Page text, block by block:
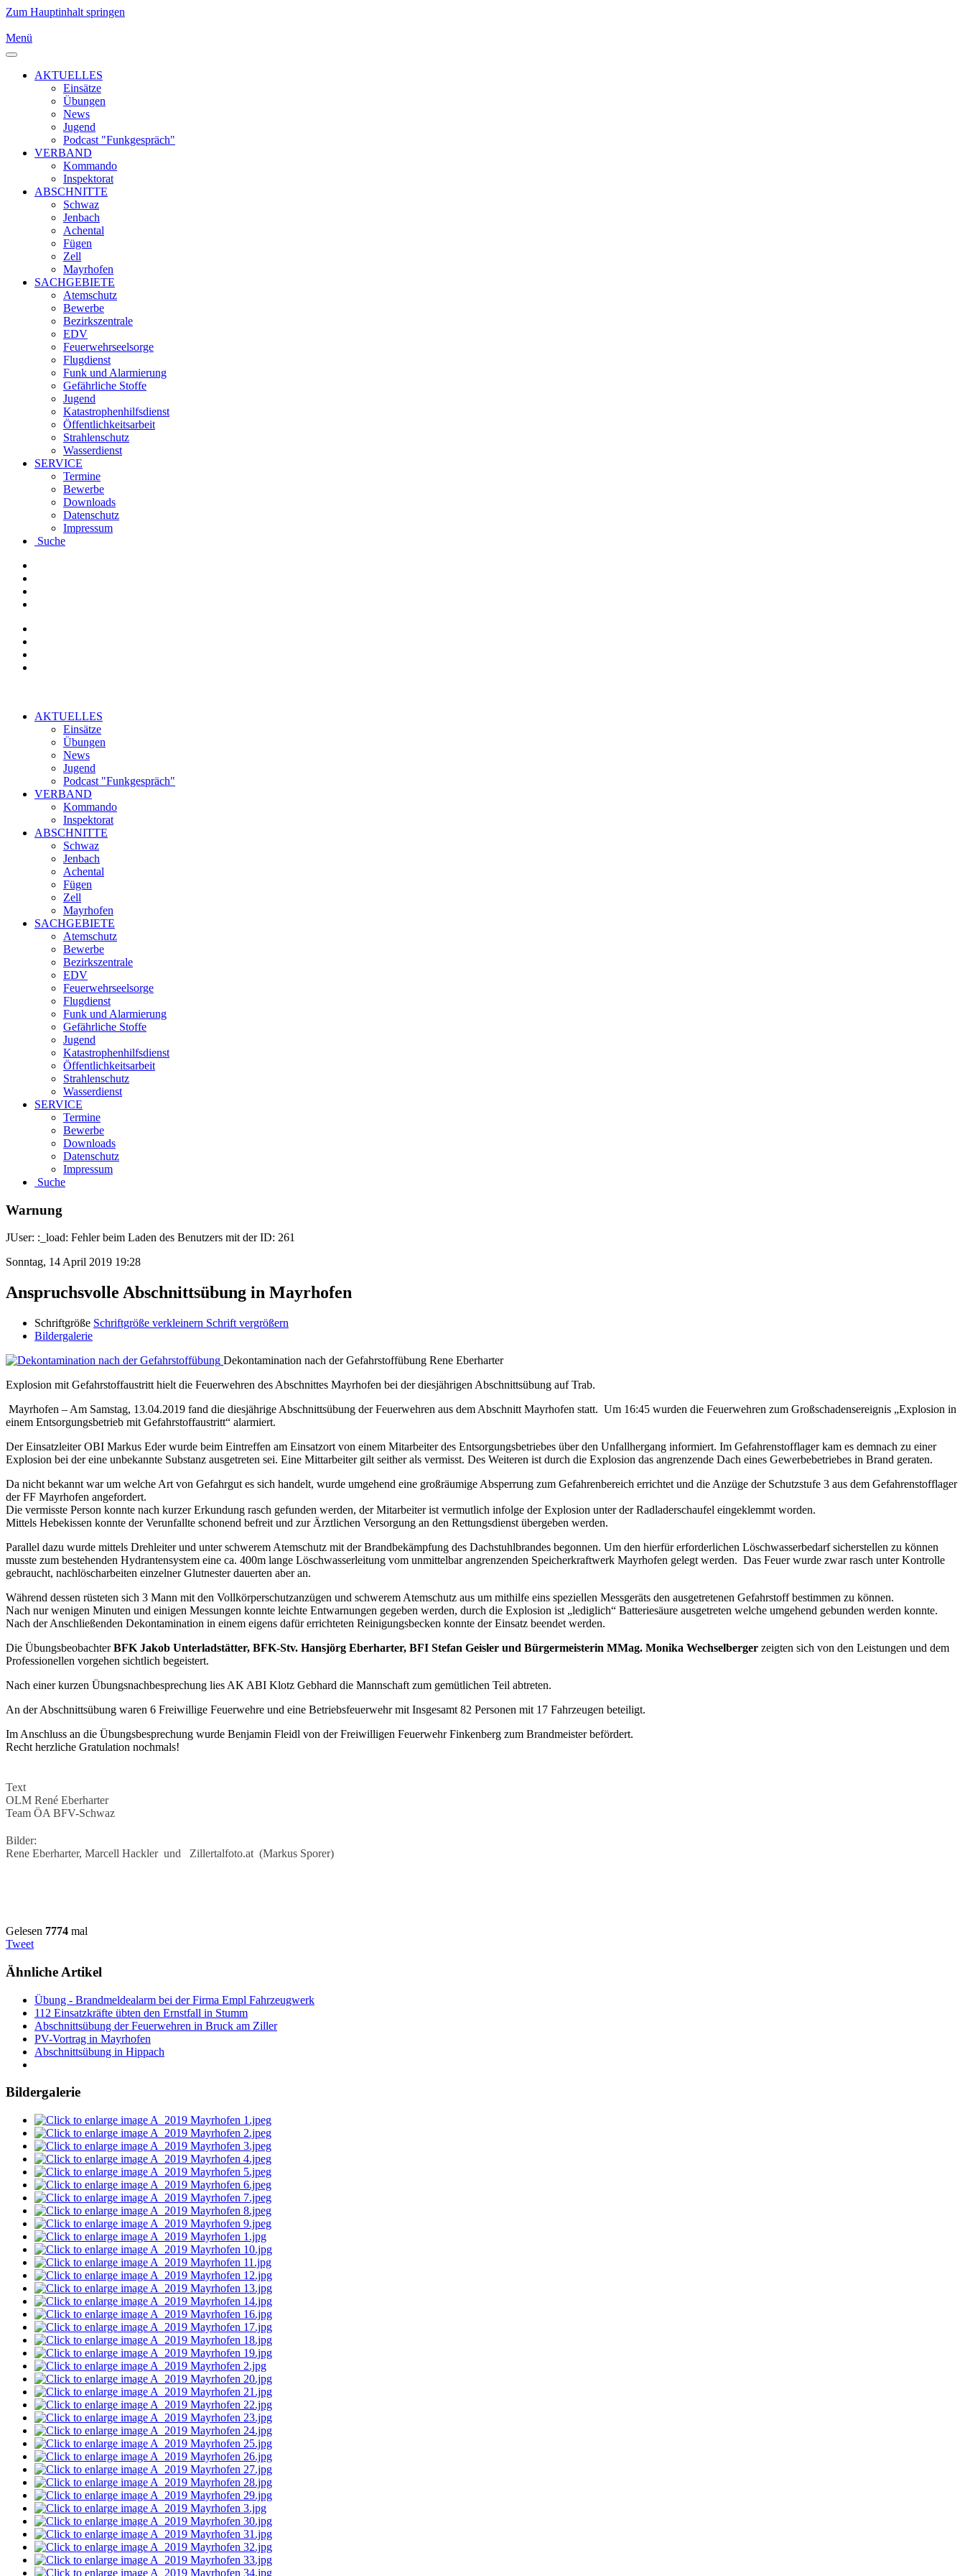
Zum Hauptinhalt springen
Menü
AKTUELLES
Einsätze
Übungen
News
Jugend
Podcast "Funkgespräch"
VERBAND
Kommando
Inspektorat
ABSCHNITTE
Schwaz
Jenbach
Achental
Fügen
Zell
Mayrhofen
SACHGEBIETE
Atemschutz
Bewerbe
Bezirkszentrale
EDV
Feuerwehrseelsorge
Flugdienst
Funk und Alarmierung
Gefährliche Stoffe
Jugend
Katastrophenhilfsdienst
Öffentlichkeitsarbeit
Strahlenschutz
Wasserdienst
SERVICE
Termine
Bewerbe
Downloads
Datenschutz
Impressum
Suche
AKTUELLES
Einsätze
Übungen
News
Jugend
Podcast "Funkgespräch"
VERBAND
Kommando
Inspektorat
ABSCHNITTE
Schwaz
Jenbach
Achental
Fügen
Zell
Mayrhofen
SACHGEBIETE
Atemschutz
Bewerbe
Bezirkszentrale
EDV
Feuerwehrseelsorge
Flugdienst
Funk und Alarmierung
Gefährliche Stoffe
Jugend
Katastrophenhilfsdienst
Öffentlichkeitsarbeit
Strahlenschutz
Wasserdienst
SERVICE
Termine
Bewerbe
Downloads
Datenschutz
Impressum
Suche
Warnung
JUser: :_load: Fehler beim Laden des Benutzers mit der ID: 261
Sonntag, 14 April 2019 19:28
Anspruchsvolle Abschnittsübung in Mayrhofen
Schriftgröße Schriftgröße verkleinern Schrift vergrößern
Bildergalerie
Dekontamination nach der Gefahrstoffübung Rene Eberharter
Explosion mit Gefahrstoffaustritt hielt die Feuerwehren des Abschnittes Mayrhofen bei der diesjährigen Abschnittsübung auf Trab.
Mayrhofen – Am Samstag, 13.04.2019 fand die diesjährige Abschnittsübung der Feuerwehren aus dem Abschnitt Mayrhofen statt. Um 16:45 wurden die Feuerwehren zum Großschadensereignis „Explosion in
einem Entsorgungsbetrieb mit Gefahrstoffaustritt“ alarmiert.
Der Einsatzleiter OBI Markus Eder wurde beim Eintreffen am Einsatzort von einem Mitarbeiter des Entsorgungsbetriebes über den Unfallhergang informiert. Im Gefahrenstofflager kam es demnach zu einer
Explosion bei der eine unbekannte Substanz ausgetreten sei. Eine Mittarbeiter gilt seither als vermisst. Des Weiteren ist durch die Explosion das angrenzende Dach eines Gewerbebetriebes in Brand geraten.
Da nicht bekannt war um welche Art von Gefahrgut es sich handelt, wurde umgehend eine großräumige Absperrung zum Gefahrenbereich errichtet und die Anzüge der Schutzstufe 3 aus dem Gefahrenstofflager
der FF Mayrhofen angefordert.
Die vermisste Person konnte nach kurzer Erkundung rasch gefunden werden, der Mitarbeiter ist vermutlich infolge der Explosion unter der Radladerschaufel eingeklemmt worden.
Mittels Hebekissen konnte der Verunfallte schonend befreit und zur Ärztlichen Versorgung an den Rettungsdienst übergeben werden.
Parallel dazu wurde mittels Drehleiter und unter schwerem Atemschutz mit der Brandbekämpfung des Dachstuhlbrandes begonnen. Um den hierfür erforderlichen Löschwasserbedarf sicherstellen zu können
musste zum bestehenden Hydrantensystem eine ca. 400m lange Löschwasserleitung vom unmittelbar angrenzenden Speicherkraftwerk Mayrhofen gelegt werden. Das Feuer wurde zwar rasch unter Kontrolle
gebraucht, nachlöscharbeiten einzelner Glutnester dauerten aber an.
Während dessen rüsteten sich 3 Mann mit den Vollkörperschutzanzügen und schwerem Atemschutz aus um mithilfe eins speziellen Messgeräts den ausgetretenen Gefahrstoff bestimmen zu können.
Nach nur wenigen Minuten und einigen Messungen konnte leichte Entwarnungen gegeben werden, durch die Explosion ist „lediglich“ Batteriesäure ausgetreten welche umgehend gebunden werden konnte.
Nach der Anschließenden Dekontamination in einem eigens dafür errichteten Reinigungsbecken konnte der Einsatz beendet werden.
Die ÜbungsbeobachterBFK Jakob Unterladstätter, BFK-Stv. Hansjörg Eberharter, BFI Stefan Geisler und Bürgermeisterin MMag. Monika Wechselberger zeigten sich von den Leistungen und dem
Professionellen vorgehen sichtlich begeistert.
Nach einer kurzen Übungsnachbesprechung lies AK ABI Klotz Gebhard die Mannschaft zum gemütlichen Teil abtreten.
An der Abschnittsübung waren 6 Freiwillige Feuerwehre und eine Betriebsfeuerwehr mit Insgesamt 82 Personen mit 17 Fahrzeugen beteiligt.
Im Anschluss an die Übungsbesprechung wurde Benjamin Fleidl von der Freiwilligen Feuerwehr Finkenberg zum Brandmeister befördert.
Recht herzliche Gratulation nochmals!
Text
OLM René Eberharter
Team ÖA BFV-Schwaz
Bilder:
Rene Eberharter, Marcell Hackler und Zillertalfoto.at (Markus Sporer)
Gelesen 7774 mal
Tweet
Ähnliche Artikel
Übung - Brandmeldealarm bei der Firma Empl Fahrzeugwerk
112 Einsatzkräfte übten den Ernstfall in Stumm
Abschnittsübung der Feuerwehren in Bruck am Ziller
PV-Vortrag in Mayrhofen
Abschnittsübung in Hippach
Bildergalerie